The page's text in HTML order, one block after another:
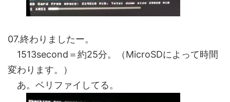
07.終わりましたー。
1513second＝約25分。（MicroSDによって時間
変わります。）
あ。ベリファイしてる。